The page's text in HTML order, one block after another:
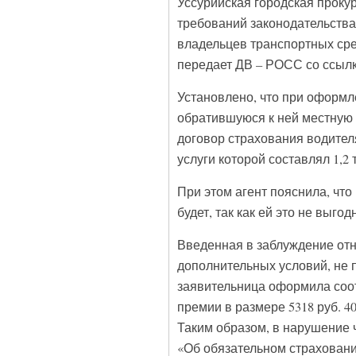
требований
владельцев транспортных
передает ДВ – РОСС со
Установлено, что при
обратившуюся к ней
договор страхования
услуги которой составлял 1,2
При этом агент пояснила,
будет, так как ей это не
Введенная в заблуждение
дополнительных условий,
заявительница оформила
премии в размере 5318 руб.
Таким образом, в нарушение
«Об обязательном